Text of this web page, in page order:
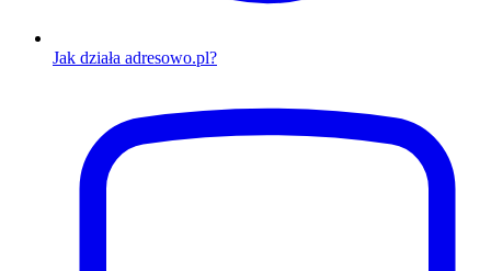
Jak działa adresowo.pl?